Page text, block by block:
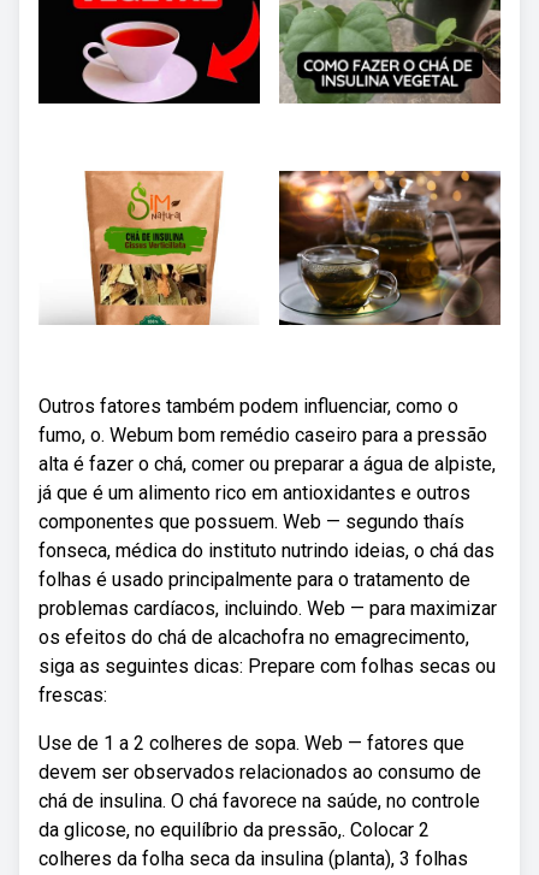
Outros fatores também podem influenciar, como o
fumo, o. Webum bom remédio caseiro para a pressão
alta é fazer o chá, comer ou preparar a água de alpiste,
já que é um alimento rico em antioxidantes e outros
componentes que possuem. Web — segundo thaís
fonseca, médica do instituto nutrindo ideias, o chá das
folhas é usado principalmente para o tratamento de
problemas cardíacos, incluindo. Web — para maximizar
os efeitos do chá de alcachofra no emagrecimento,
siga as seguintes dicas: Prepare com folhas secas ou
frescas:
Use de 1 a 2 colheres de sopa. Web — fatores que
devem ser observados relacionados ao consumo de
chá de insulina. O chá favorece na saúde, no controle
da glicose, no equilíbrio da pressão,. Colocar 2
colheres da folha seca da insulina (planta), 3 folhas